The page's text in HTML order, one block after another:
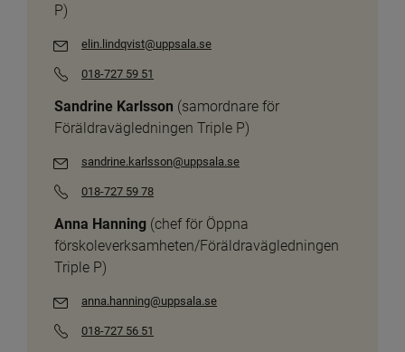
P)
elin.lindqvist@uppsala.se
018-727 59 51
Sandrine Karlsson (samordnare för
Föräldravägledningen Triple P)
sandrine.karlsson@uppsala.se
018-727 59 78
Anna Hanning (chef för Öppna
förskoleverksamheten/Föräldravägledningen
Triple P)
anna.hanning@uppsala.se
018-727 56 51